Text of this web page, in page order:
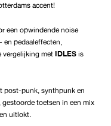
accent!
een opwindende noise
en pedaaleffecten,
vergelijking metIDLES is
post-punk, synthpunk en
toetsen in een mix
uitlokt.